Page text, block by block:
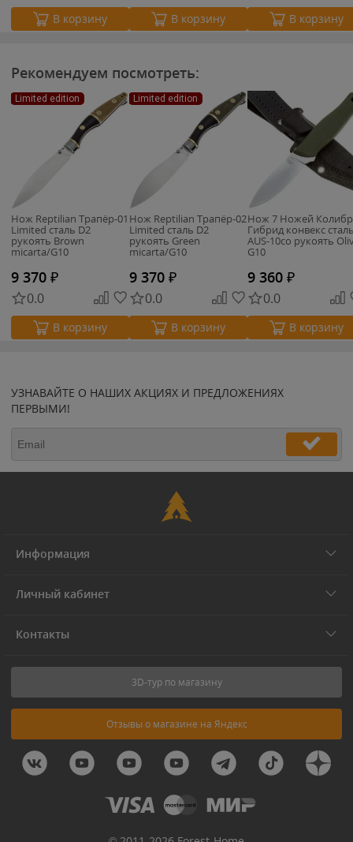
В корзину В корзину В корзину
Рекомендуем посмотреть:
Limited edition
Нож Reptilian Трапёр-01
Limited сталь D2
рукоять Brown
micarta/G10
9 370 ₽
0.0
В корзину
Limited edition
Нож Reptilian Трапёр-02
Limited сталь D2
рукоять Green
micarta/G10
9 370 ₽
0.0
В корзину
Нож 7 Ножей
Гибрид конвекс
AUS-10co рукоять
G10
9 360 ₽
0.0
В корзину
УЗНАВАЙТЕ О НАШИХ АКЦИЯХ И ПРЕДЛОЖЕНИЯХ
ПЕРВЫМИ!
Информация
Личный кабинет
Контакты
3D-тур по магазину
Отзывы о магазине на Яндекс